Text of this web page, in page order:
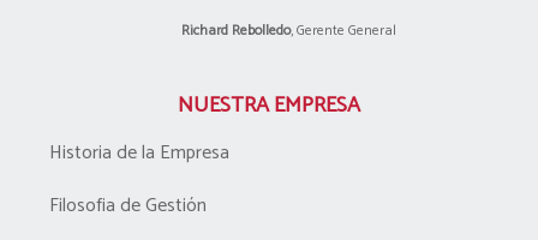
Richard Rebolledo, Gerente General
NUESTRA EMPRESA
Historia de la Empresa
Filosofia de Gestión